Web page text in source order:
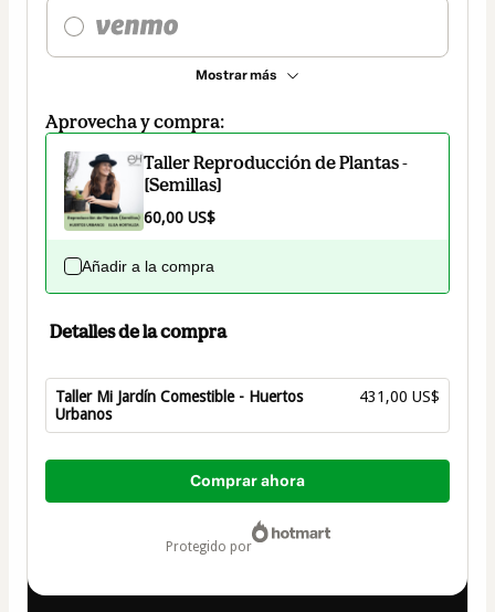
Mostrar más
Aprovecha y compra:
Taller Reproducción de Plantas -
[Semillas]
60,00 US$
Añadir a la compra
Detalles de la compra
Taller Mi Jardín Comestible - Huertos
Urbanos
431,00 US$
Total
431,00 US$
Comprar ahora
protegido por